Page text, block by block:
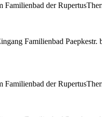
der
Familienbad Paepkestr.
der